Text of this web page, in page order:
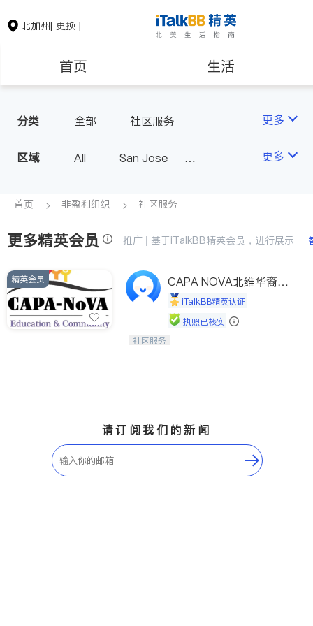
北加州[ 更换 ]
首页 生活
保险理财
银行贷款
建筑装修 教育
养老 非盈利组织
分类 全部 社区服务 更多
区域 All
San Jose
Fremont & Oakland
更多
首页 非盈利组织 社区服务
更多精英会员 推广 | 基于iTalkBB精英会员，进行展示
精英会员
CAPA NOVA北维华裔家
长会iTalkBB精英认证
执照已核实
连接家长与社会，赋能孩子与下一代，
社区服务
请订阅我们的新闻